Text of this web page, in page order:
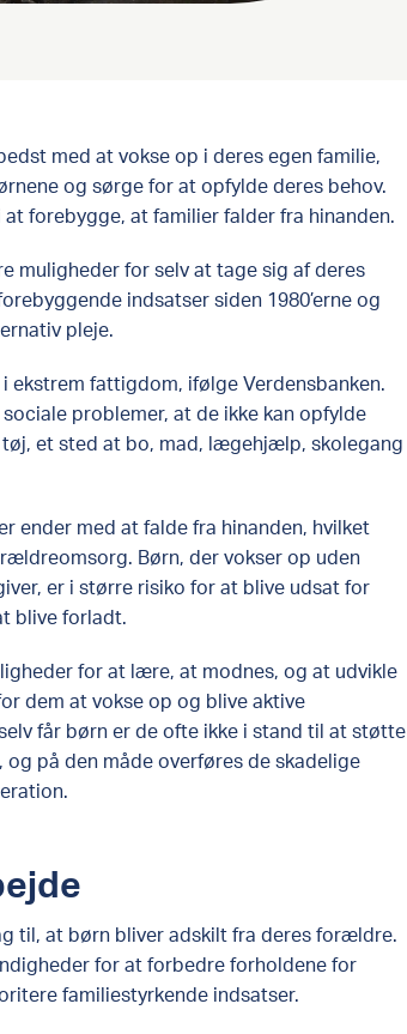
med at vokse op i deres egen familie,
og sørge for at opfylde deres behov.
forebygge, at familier falder fra hinanden.
muligheder for selv at tage sig af deres
indsatser siden 1980’erne og
pleje.
ekstrem fattigdom, ifølge Verdensbanken.
problemer, at de ikke kan opfylde
et sted at bo, mad, lægehjælp, skolegang
ender med at falde fra hinanden, hvilket
Børn, der vokser op uden
er i større risiko for at blive udsat for
blive forladt.
for at lære, at modnes, og at udvikle
dem at vokse op og blive aktive
får børn er de ofte ikke i stand til at støtte
på den måde overføres de skadelige
til, at børn bliver adskilt fra deres forældre.
for at forbedre forholdene for
familiestyrkende indsatser.